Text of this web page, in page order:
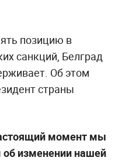
позицию в
санкций, Белград
Об этом
страны
момент мы
изменении нашей